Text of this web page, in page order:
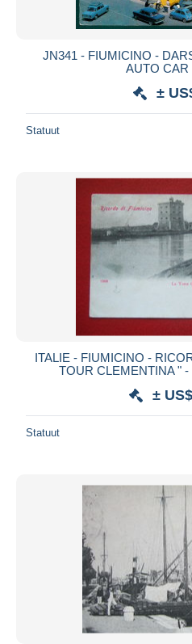
JN341 - FIUMICINO -
AUTO CAR
±
Statuut
ITALIE - FIUMICINO -
TOUR CLEMENTINA "
±
Statuut